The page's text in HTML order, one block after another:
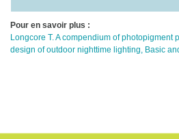
Pour en savoir plus :
Longcore T. A compendium of
design of outdoor nighttime lighting, Basic